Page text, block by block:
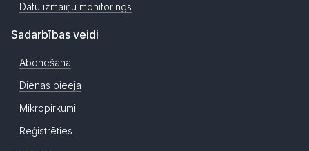
Datu izmaiņu monitorings
Sadarbības veidi
Abonēšana
Dienas pieeja
Mikropirkumi
Reģistrēties